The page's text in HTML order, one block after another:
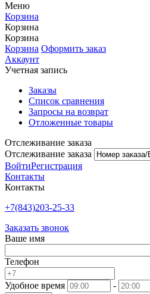
Меню
Корзина
Корзина
Корзина
Корзина Оформить заказ
Аккаунт
Учетная запись
Заказы
Список сравнения
Запросы на возврат
Отложенные товары
Отслеживание заказа
Отслеживание заказа
ВойтиРегистрация
Контакты
Контакты
+7(843)203-25-33
Заказать звонок
Ваше имя
Телефон
Удобное время -